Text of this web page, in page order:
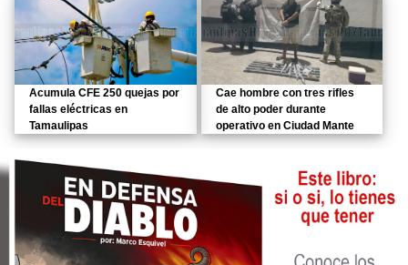
Acumula CFE 250 quejas por
fallas eléctricas en
Tamaulipas
Cae hombre con tres rifles
de alto poder durante
operativo en Ciudad Mante